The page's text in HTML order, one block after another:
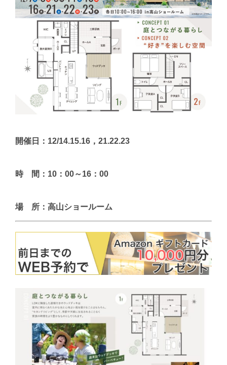
開催日：12/14.15.16，21.22.23
時 間：10：00～16：00
場 所：高山ショールーム